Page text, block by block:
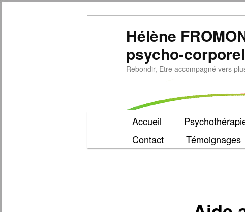
Hélène
psycho-corporel
Rebondir, Etre accompagné vers
Aller
au
Accueil
Contact
Témoignages